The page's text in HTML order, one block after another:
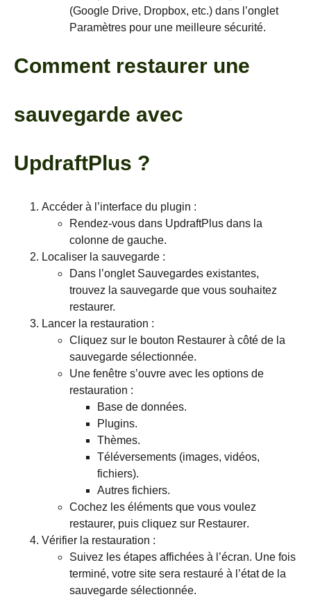
(Google Drive, Dropbox, etc.) dans l’onglet
Paramètres pour une meilleure sécurité.
Comment restaurer une
sauvegarde avec
UpdraftPlus ?
Accéder à l’interface du plugin :
Rendez-vous dans UpdraftPlus dans la
colonne de gauche.
Localiser la sauvegarde :
Dans l’onglet Sauvegardes existantes,
trouvez la sauvegarde que vous souhaitez
restaurer.
Lancer la restauration :
Cliquez sur le bouton Restaurer à côté de la
sauvegarde sélectionnée.
Une fenêtre s’ouvre avec les options de
restauration :
Base de données.
Plugins.
Thèmes.
Téléversements (images, vidéos,
fichiers).
Autres fichiers.
Cochez les éléments que vous voulez
restaurer, puis cliquez sur Restaurer.
Vérifier la restauration :
Suivez les étapes affichées à l’écran. Une fois
terminé, votre site sera restauré à l’état de la
sauvegarde sélectionnée.